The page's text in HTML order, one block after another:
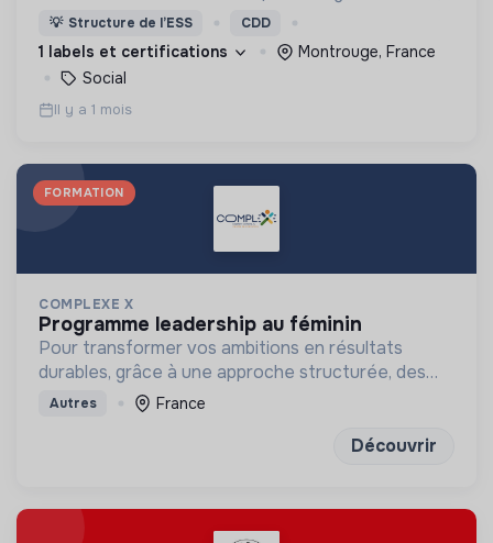
nous proposons des moyens et des lieux
d’engagement innovants et adaptés à tous.
💡 Structure de l’ESS CDD
1 labels et certifications
Montrouge, France
Social
Il y a 1 mois
FORMATION
COMPLEXE X
programme leadership au féminin
Pour transformer vos ambitions en résultats
durables, grâce à une approche structurée, des
outils concrets et des exercices de réflexion
Autres France
Découvrir